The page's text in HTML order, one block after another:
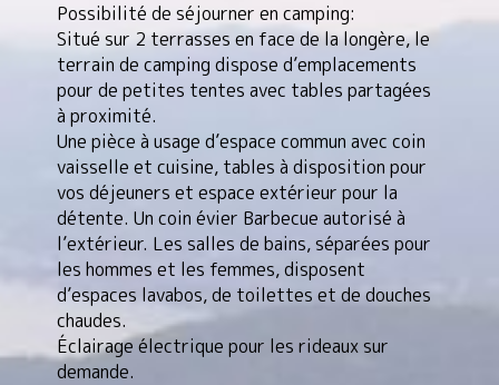
Possibilité de séjourner en camping:
Situé sur 2 terrasses en face de la longère, le
terrain de camping dispose d’emplacements
pour de petites tentes avec tables partagées
à proximité.
Une pièce à usage d’espace commun avec coin
vaisselle et cuisine, tables à disposition pour
vos déjeuners et espace extérieur pour la
détente. Un coin évier Barbecue autorisé à
l’extérieur. Les salles de bains, séparées pour
les hommes et les femmes, disposent
d’espaces lavabos, de toilettes et de douches
chaudes.
Éclairage électrique pour les rideaux sur
demande.